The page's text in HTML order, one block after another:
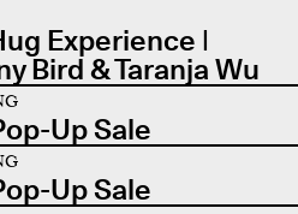
Experience |
Bird & Taranja Wu
Up Sale
Up Sale